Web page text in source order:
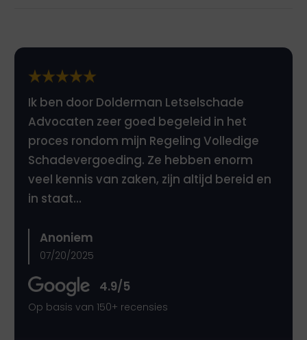
Ik ben door Dolderman Letselschade
Advocaten zeer goed begeleid in het
proces rondom mijn Regeling Volledige
Schadevergoeding. Ze hebben enorm
veel kennis van zaken, zijn altijd bereid en
in staat…
Anoniem
07/20/2025
4.9/5
Op basis van 150+ recensies